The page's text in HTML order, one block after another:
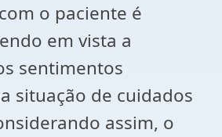
o paciente é
em vista a
sentimentos
situação de cuidados
assim, o